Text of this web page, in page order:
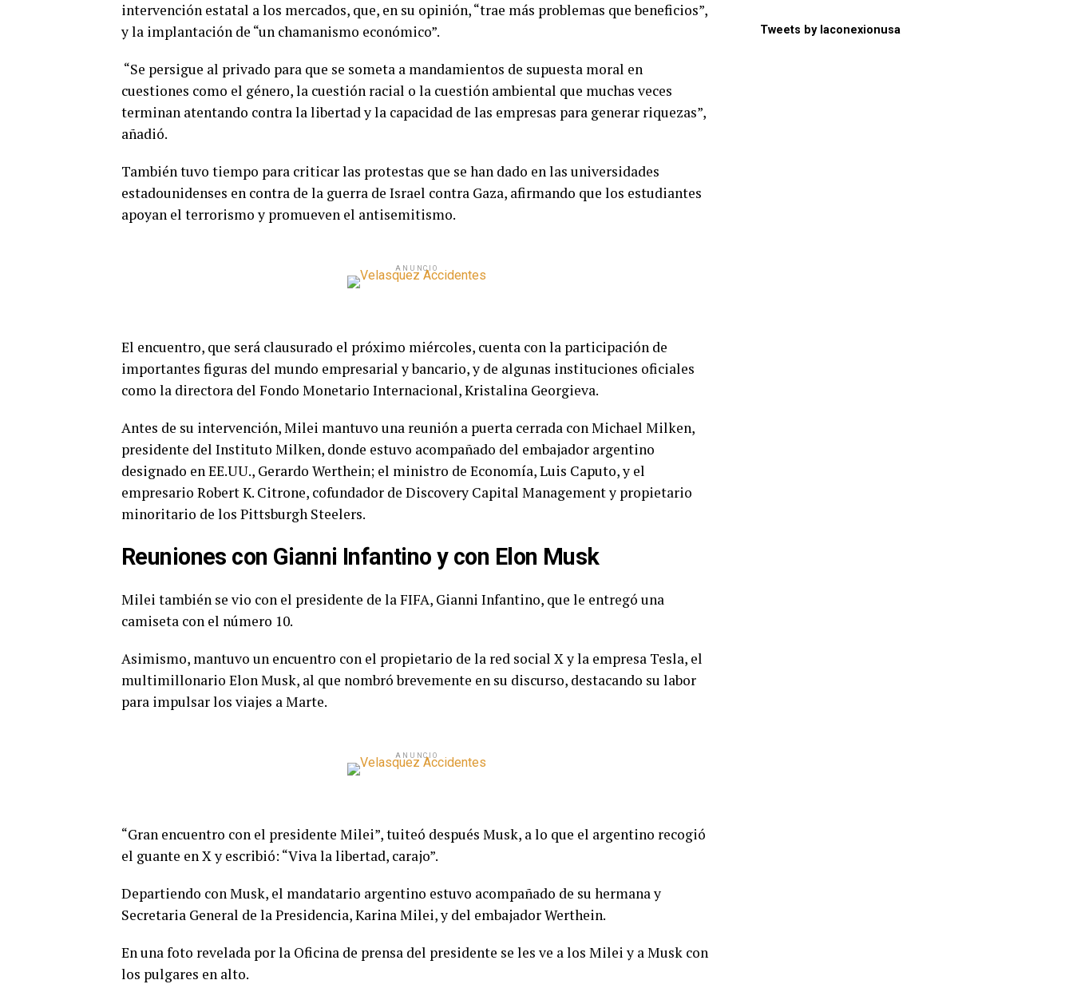
intervención estatal a los mercados, que, en su opinión, “trae más problemas que beneficios”,
y la implantación de “un chamanismo económico”.
“Se persigue al privado para que se someta a mandamientos de supuesta moral en
cuestiones como el género, la cuestión racial o la cuestión ambiental que muchas veces
terminan atentando contra la libertad y la capacidad de las empresas para generar riquezas”,
añadió.
También tuvo tiempo para criticar las protestas que se han dado en las universidades
estadounidenses en contra de la guerra de Israel contra Gaza, afirmando que los estudiantes
apoyan el terrorismo y promueven el antisemitismo.
ANUNCIO
El encuentro, que será clausurado el próximo miércoles, cuenta con la participación de
importantes figuras del mundo empresarial y bancario, y de algunas instituciones oficiales
como la directora del Fondo Monetario Internacional, Kristalina Georgieva.
Antes de su intervención, Milei mantuvo una reunión a puerta cerrada con Michael Milken,
presidente del Instituto Milken, donde estuvo acompañado del embajador argentino
designado en EE.UU., Gerardo Werthein; el ministro de Economía, Luis Caputo, y el
empresario Robert K. Citrone, cofundador de Discovery Capital Management y propietario
minoritario de los Pittsburgh Steelers.
Reuniones con Gianni Infantino y con Elon Musk
Milei también se vio con el presidente de la FIFA, Gianni Infantino, que le entregó una
camiseta con el número 10.
Asimismo, mantuvo un encuentro con el propietario de la red social X y la empresa Tesla, el
multimillonario Elon Musk, al que nombró brevemente en su discurso, destacando su labor
para impulsar los viajes a Marte.
ANUNCIO
“Gran encuentro con el presidente Milei”, tuiteó después Musk, a lo que el argentino recogió
el guante en X y escribió: “Viva la libertad, carajo”.
Departiendo con Musk, el mandatario argentino estuvo acompañado de su hermana y
Secretaria General de la Presidencia, Karina Milei, y del embajador Werthein.
En una foto revelada por la Oficina de prensa del presidente se les ve a los Milei y a Musk con
los pulgares en alto.
Tweets by laconexionusa